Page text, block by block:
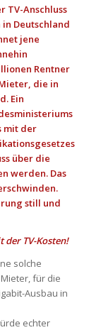
TV-Anschluss
Deutschland
jene
Rentner
die in
Ein
mit der
über die
werden. Das
still und
der TV-Kosten!
solche
für die
Ausbau in
echter